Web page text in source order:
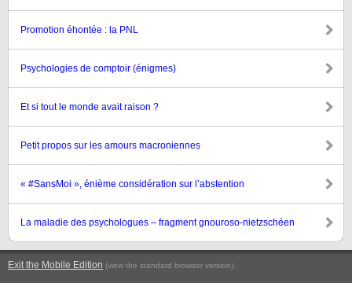
Promotion éhontée : la PNL
Psychologies de comptoir (énigmes)
Et si tout le monde avait raison ?
Petit propos sur les amours macroniennes
« #SansMoi », énième considération sur l’abstention
La maladie des psychologues – fragment gnouroso-nietzschéen
Exit the Mobile Edition (view the standard browser version).